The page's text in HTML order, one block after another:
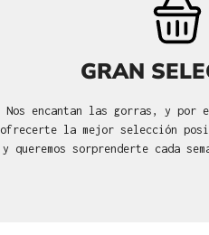
GRAN
Nos encantan las gorras, y por
ofrecerte la mejor selección
y queremos sorprenderte cada